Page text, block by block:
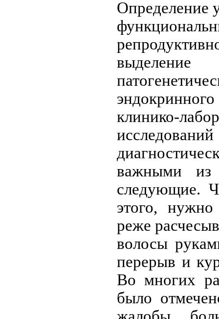
Определение
клинико-
важными из
следующие.
этого,
реже
волосы
перерыв и
Во многих
было